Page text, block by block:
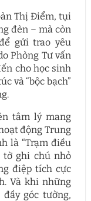
Thị Điểm, tụi
đèn – mà còn
gửi trao yêu
Phòng Tư vấn
cho học sinh
và “bộc bạch”
tâm lý mang
động Trung
là “Trạm điều
tờ ghi chú nhỏ
điệp tích cực
Và khi những
góc tường,